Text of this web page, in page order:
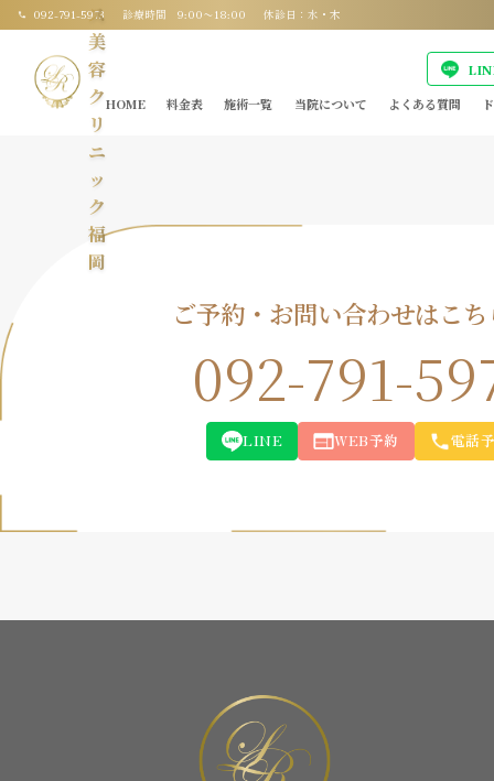
092-791-5973 診療時間 9:00〜18:00 休診日：水・木
ス
美
容
ク
リ
ニ
ッ
ク
福
岡
HOME
料金表 施術一覧 当院について よくある質問
ご予約・お問い合わせはこ
092-791-
LINE WEB予約 電話